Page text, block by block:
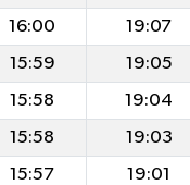
16:00 19:07
15:59 19:05
15:58 19:04
15:58 19:03
15:57 19:01